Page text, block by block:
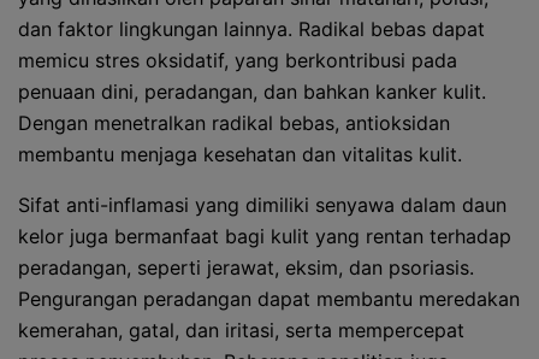
dan faktor lingkungan lainnya. Radikal bebas dapat
memicu stres oksidatif, yang berkontribusi pada
penuaan dini, peradangan, dan bahkan kanker kulit.
Dengan menetralkan radikal bebas, antioksidan
membantu menjaga kesehatan dan vitalitas kulit.
Sifat anti-inflamasi yang dimiliki senyawa dalam daun
kelor juga bermanfaat bagi kulit yang rentan terhadap
peradangan, seperti jerawat, eksim, dan psoriasis.
Pengurangan peradangan dapat membantu meredakan
kemerahan, gatal, dan iritasi, serta mempercepat